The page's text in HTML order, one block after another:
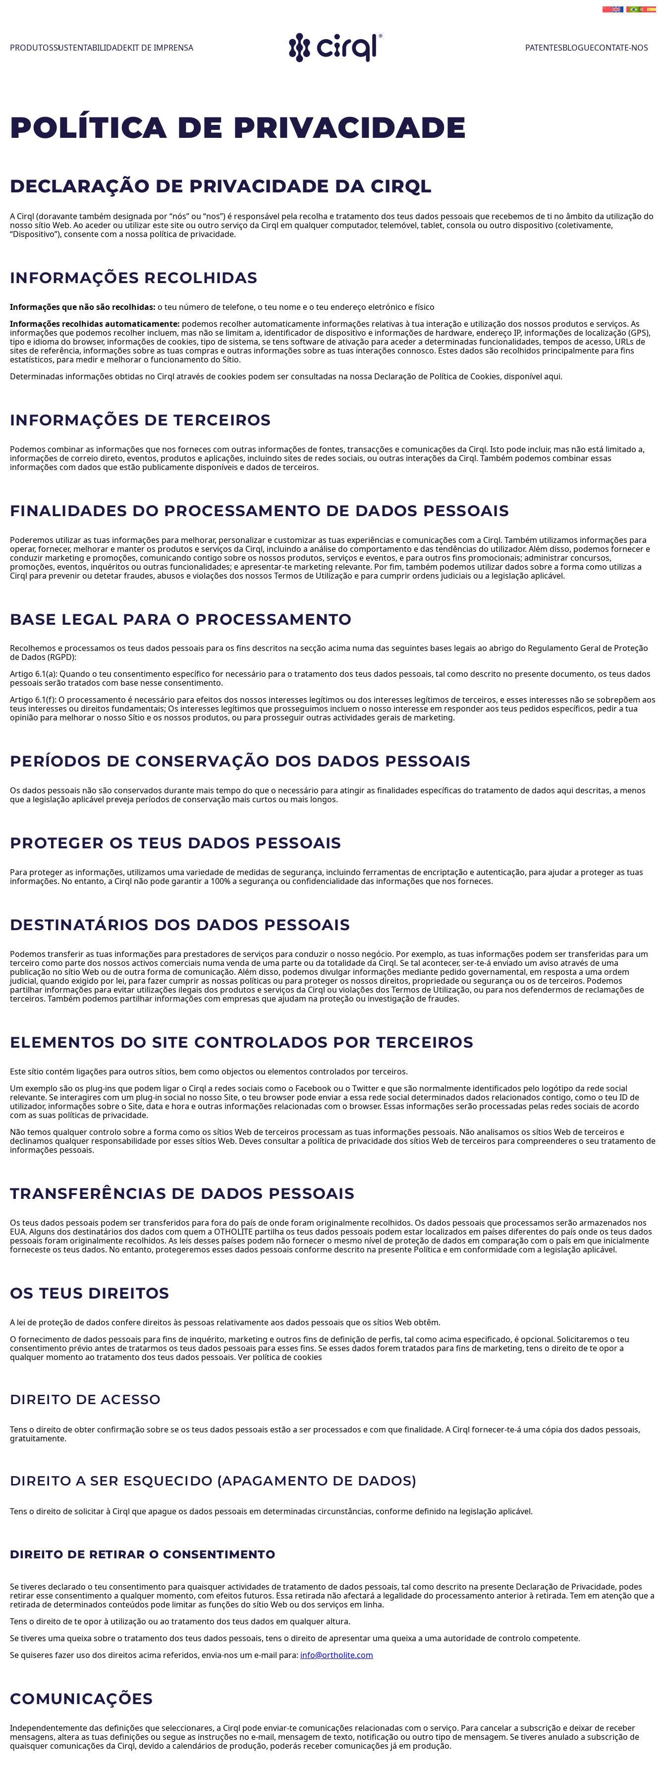
PRODUTOSSUSTENTABILIDADEKIT DE IMPRENSA PATENTESBLOGUECONTATE-NOS
POLÍTICA DE PRIVACIDADE
DECLARAÇÃO DE PRIVACIDADE DA CIRQL
A Cirql (doravante também designada por “nós” ou “nos”) é responsável pela recolha e tratamento dos teus dados pessoais que recebemos de ti no âmbito da utilização do
nosso sítio Web. Ao aceder ou utilizar este site ou outro serviço da Cirql em qualquer computador, telemóvel, tablet, consola ou outro dispositivo (coletivamente,
“Dispositivo”), consente com a nossa política de privacidade.
INFORMAÇÕES RECOLHIDAS
Informações que não são recolhidas: o teu número de telefone, o teu nome e o teu endereço eletrónico e físico
Informações recolhidas automaticamente: podemos recolher automaticamente informações relativas à tua interação e utilização dos nossos produtos e serviços. As
informações que podemos recolher incluem, mas não se limitam a, identificador de dispositivo e informações de hardware, endereço IP, informações de localização (GPS),
tipo e idioma do browser, informações de cookies, tipo de sistema, se tens software de ativação para aceder a determinadas funcionalidades, tempos de acesso, URLs de
sites de referência, informações sobre as tuas compras e outras informações sobre as tuas interações connosco. Estes dados são recolhidos principalmente para fins
estatísticos, para medir e melhorar o funcionamento do Sítio.
Determinadas informações obtidas no Cirql através de cookies podem ser consultadas na nossa Declaração de Política de Cookies, disponível aqui.
INFORMAÇÕES DE TERCEIROS
Podemos combinar as informações que nos forneces com outras informações de fontes, transacções e comunicações da Cirql. Isto pode incluir, mas não está limitado a,
informações de correio direto, eventos, produtos e aplicações, incluindo sites de redes sociais, ou outras interações da Cirql. Também podemos combinar essas
informações com dados que estão publicamente disponíveis e dados de terceiros.
FINALIDADES DO PROCESSAMENTO DE DADOS PESSOAIS
Poderemos utilizar as tuas informações para melhorar, personalizar e customizar as tuas experiências e comunicações com a Cirql. Também utilizamos informações para
operar, fornecer, melhorar e manter os produtos e serviços da Cirql, incluindo a análise do comportamento e das tendências do utilizador. Além disso, podemos fornecer e
conduzir marketing e promoções, comunicando contigo sobre os nossos produtos, serviços e eventos, e para outros fins promocionais; administrar concursos,
promoções, eventos, inquéritos ou outras funcionalidades; e apresentar-te marketing relevante. Por fim, também podemos utilizar dados sobre a forma como utilizas a
Cirql para prevenir ou detetar fraudes, abusos e violações dos nossos Termos de Utilização e para cumprir ordens judiciais ou a legislação aplicável.
BASE LEGAL PARA O PROCESSAMENTO
Recolhemos e processamos os teus dados pessoais para os fins descritos na secção acima numa das seguintes bases legais ao abrigo do Regulamento Geral de Proteção
de Dados (RGPD):
Artigo 6.1(a): Quando o teu consentimento específico for necessário para o tratamento dos teus dados pessoais, tal como descrito no presente documento, os teus dados
pessoais serão tratados com base nesse consentimento.
Artigo 6.1(f): O processamento é necessário para efeitos dos nossos interesses legítimos ou dos interesses legítimos de terceiros, e esses interesses não se sobrepõem aos
teus interesses ou direitos fundamentais; Os interesses legítimos que prosseguimos incluem o nosso interesse em responder aos teus pedidos específicos, pedir a tua
opinião para melhorar o nosso Sítio e os nossos produtos, ou para prosseguir outras actividades gerais de marketing.
PERÍODOS DE CONSERVAÇÃO DOS DADOS PESSOAIS
Os dados pessoais não são conservados durante mais tempo do que o necessário para atingir as finalidades específicas do tratamento de dados aqui descritas, a menos
que a legislação aplicável preveja períodos de conservação mais curtos ou mais longos.
PROTEGER OS TEUS DADOS PESSOAIS
Para proteger as informações, utilizamos uma variedade de medidas de segurança, incluindo ferramentas de encriptação e autenticação, para ajudar a proteger as tuas
informações. No entanto, a Cirql não pode garantir a 100% a segurança ou confidencialidade das informações que nos forneces.
DESTINATÁRIOS DOS DADOS PESSOAIS
Podemos transferir as tuas informações para prestadores de serviços para conduzir o nosso negócio. Por exemplo, as tuas informações podem ser transferidas para um
terceiro como parte dos nossos activos comerciais numa venda de uma parte ou da totalidade da Cirql. Se tal acontecer, ser-te-á enviado um aviso através de uma
publicação no sítio Web ou de outra forma de comunicação. Além disso, podemos divulgar informações mediante pedido governamental, em resposta a uma ordem
judicial, quando exigido por lei, para fazer cumprir as nossas políticas ou para proteger os nossos direitos, propriedade ou segurança ou os de terceiros. Podemos
partilhar informações para evitar utilizações ilegais dos produtos e serviços da Cirql ou violações dos Termos de Utilização, ou para nos defendermos de reclamações de
terceiros. Também podemos partilhar informações com empresas que ajudam na proteção ou investigação de fraudes.
ELEMENTOS DO SITE CONTROLADOS POR TERCEIROS
Este sítio contém ligações para outros sítios, bem como objectos ou elementos controlados por terceiros.
Um exemplo são os plug-ins que podem ligar o Cirql a redes sociais como o Facebook ou o Twitter e que são normalmente identificados pelo logótipo da rede social
relevante. Se interagires com um plug-in social no nosso Site, o teu browser pode enviar a essa rede social determinados dados relacionados contigo, como o teu ID de
utilizador, informações sobre o Site, data e hora e outras informações relacionadas com o browser. Essas informações serão processadas pelas redes sociais de acordo
com as suas políticas de privacidade.
Não temos qualquer controlo sobre a forma como os sítios Web de terceiros processam as tuas informações pessoais. Não analisamos os sítios Web de terceiros e
declinamos qualquer responsabilidade por esses sítios Web. Deves consultar a política de privacidade dos sítios Web de terceiros para compreenderes o seu tratamento de
informações pessoais.
TRANSFERÊNCIAS DE DADOS PESSOAIS
Os teus dados pessoais podem ser transferidos para fora do país de onde foram originalmente recolhidos. Os dados pessoais que processamos serão armazenados nos
EUA. Alguns dos destinatários dos dados com quem a OTHOLITE partilha os teus dados pessoais podem estar localizados em países diferentes do país onde os teus dados
pessoais foram originalmente recolhidos. As leis desses países podem não fornecer o mesmo nível de proteção de dados em comparação com o país em que inicialmente
forneceste os teus dados. No entanto, protegeremos esses dados pessoais conforme descrito na presente Política e em conformidade com a legislação aplicável.
OS TEUS DIREITOS
A lei de proteção de dados confere direitos às pessoas relativamente aos dados pessoais que os sítios Web obtêm.
O fornecimento de dados pessoais para fins de inquérito, marketing e outros fins de definição de perfis, tal como acima especificado, é opcional. Solicitaremos o teu
consentimento prévio antes de tratarmos os teus dados pessoais para esses fins. Se esses dados forem tratados para fins de marketing, tens o direito de te opor a
qualquer momento ao tratamento dos teus dados pessoais. Ver política de cookies
DIREITO DE ACESSO
Tens o direito de obter confirmação sobre se os teus dados pessoais estão a ser processados e com que finalidade. A Cirql fornecer-te-á uma cópia dos dados pessoais,
gratuitamente.
DIREITO A SER ESQUECIDO (APAGAMENTO DE DADOS)
Tens o direito de solicitar à Cirql que apague os dados pessoais em determinadas circunstâncias, conforme definido na legislação aplicável.
DIREITO DE RETIRAR O CONSENTIMENTO
Se tiveres declarado o teu consentimento para quaisquer actividades de tratamento de dados pessoais, tal como descrito na presente Declaração de Privacidade, podes
retirar esse consentimento a qualquer momento, com efeitos futuros. Essa retirada não afectará a legalidade do processamento anterior à retirada. Tem em atenção que a
retirada de determinados conteúdos pode limitar as funções do sítio Web ou dos serviços em linha.
Tens o direito de te opor à utilização ou ao tratamento dos teus dados em qualquer altura.
Se tiveres uma queixa sobre o tratamento dos teus dados pessoais, tens o direito de apresentar uma queixa a uma autoridade de controlo competente.
Se quiseres fazer uso dos direitos acima referidos, envia-nos um e-mail para: info@ortholite.com
COMUNICAÇÕES
Independentemente das definições que seleccionares, a Cirql pode enviar-te comunicações relacionadas com o serviço. Para cancelar a subscrição e deixar de receber
mensagens, altera as tuas definições ou segue as instruções no e-mail, mensagem de texto, notificação ou outro tipo de mensagem. Se tiveres anulado a subscrição de
quaisquer comunicações da Cirql, devido a calendários de produção, poderás receber comunicações já em produção.